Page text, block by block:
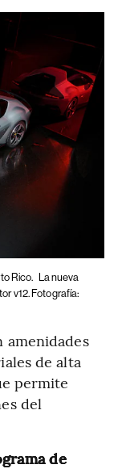
Rico. La nueva
v12. Fotografía:
de alta
permite
del
de